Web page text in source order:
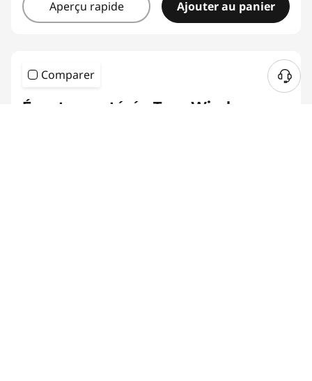
Aperçu rapide Ajouter au panier
Comparer
Écouteurs stéréo True Wireless